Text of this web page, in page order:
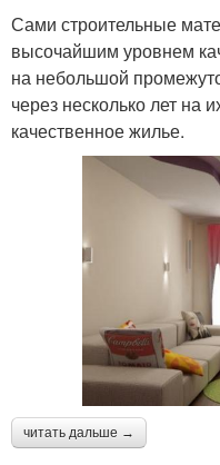
Сами строительные
высочайшим уровнем
на небольшой
через несколько лет на
качественное жилье.
читать дальше →